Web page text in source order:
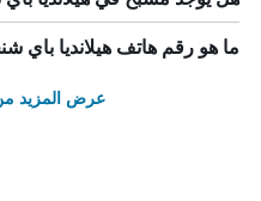
ما هو رقم هاتف هيلانديا باي
عرض المزيد